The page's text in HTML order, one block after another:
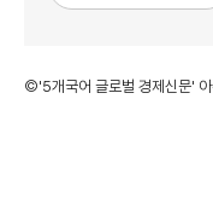
©'5개국어 글로벌 경제신문' 아